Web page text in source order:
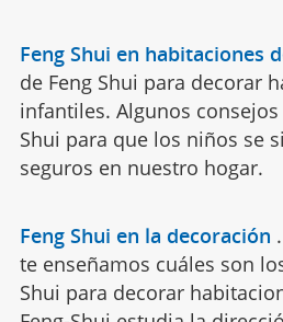
Feng Shui en habitaciones
de Feng Shui para decorar
infantiles. Algunos
Shui para que los niños se
seguros en nuestro hogar.
Feng Shui en la decoración .
te enseñamos cuáles son
Shui para decorar